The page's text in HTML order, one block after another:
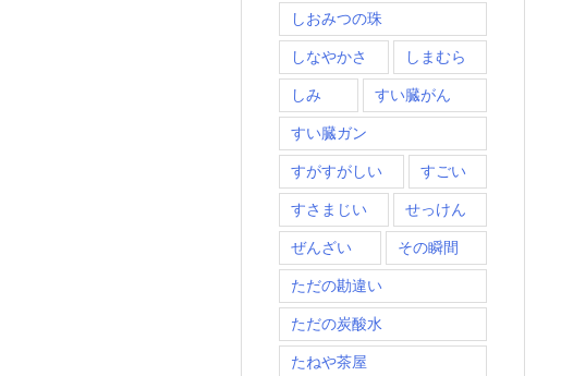
しおみつの珠
しなやかさ しまむら
しみ すい臓がん
すい臓ガン
すがすがしい すごい
すさまじい せっけん
ぜんざい その瞬間
ただの勘違い
ただの炭酸水
たねや茶屋